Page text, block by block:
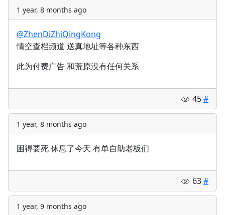
1 year, 8 months ago
@ZhenDiZhiQingKong
情空查档频道 送真地址等各种东西
此为付费广告 和荒原没有任何关系
45#
1 year, 8 months ago
困得要死 休息了今天 有单自助老板们
63#
1 year, 9 months ago